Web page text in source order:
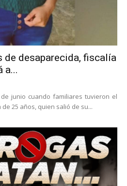
de desaparecida, fiscalía
a...
junio cuando familiares tuvieron el
25 años, quien salió de su...